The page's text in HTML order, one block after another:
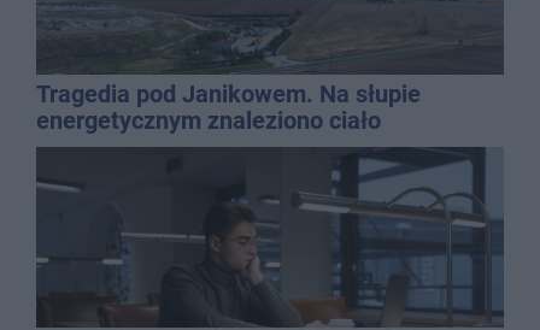
Tragedia pod Janikowem. Na słupie
energetycznym znaleziono ciało
mężczyzny